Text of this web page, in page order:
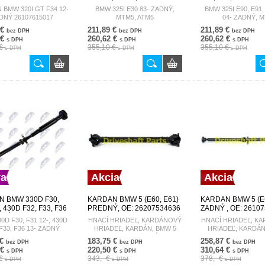
BMW 320I GT F34 12-
26107615017
bez DPH
s DPH
s DPH
26101226733 NWN-BM-079
BMW 325I E30 83- ZADNÝ,
MTM5, ATM5
211,89 € bez DPH
260,62 € s DPH
355,10 €s DPH
MTM
BM-052
BMW 325I E90,
04- ZADNÝ,
211,89 € bez DPH
260,62 € s DPH
355,10 €s DPH
BMW 330D F30,
430D F32, F33, F36
26107600174
061
F30, F31 12-, 430D
F36 13- ZADNÝ
bez DPH
s DPH
s DPH
Akcia
KARDAN BMW 5 (E60, E61)
PREDNÝ, OE: 26207534636
EDRIVE OE: 26207534636,
26209488490
HNACÍ HRIADEĽ, KARDÁNOVÝ
HRIADEĽ, KARDÁN, BMW 5
(E60, E61) PREDNÝ, L =
644MM, 25X63.8, SAE 47MM,
95MM
183,75 € bez DPH
220,50 € s DPH
343,- €s DPH
Akcia
KARDAN BMW 5
ZADNÝ , OE:
EDRIVE
HNACÍ HRIADEĽ,
HRIADEĽ,
(E60, E61)
AUTOMOBIL, L =
810MM
258,87 € bez DPH
310,64 € s DPH
378,- €s DPH